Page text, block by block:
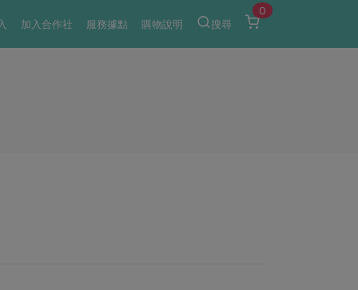
加入合作社 服務據點 購物說明 搜尋
0